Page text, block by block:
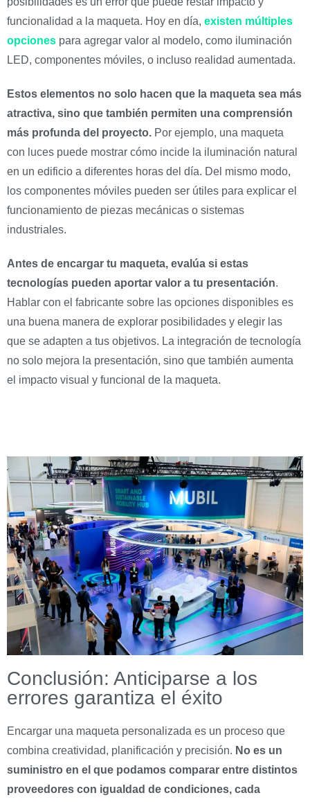
funcionalidad a la maqueta. Hoy en día, existen múltiples
opciones para agregar valor al modelo, como iluminación
LED, componentes móviles, o incluso realidad aumentada.
Estos elementos no solo hacen que la maqueta sea más
atractiva, sino que también permiten una comprensión
más profunda del proyecto. Por ejemplo, una maqueta
con luces puede mostrar cómo incide la iluminación natural
en un edificio a diferentes horas del día. Del mismo modo,
los componentes móviles pueden ser útiles para explicar el
funcionamiento de piezas mecánicas o sistemas
industriales.
Antes de encargar tu maqueta, evalúa si estas
tecnologías pueden aportar valor a tu presentación.
Hablar con el fabricante sobre las opciones disponibles es
una buena manera de explorar posibilidades y elegir las
que se adapten a tus objetivos. La integración de tecnología
no solo mejora la presentación, sino que también aumenta
el impacto visual y funcional de la maqueta.
Conclusión: Anticiparse a los
errores garantiza el éxito
Encargar una maqueta personalizada es un proceso que
combina creatividad, planificación y precisión. No es un
suministro en el que podamos comparar entre distintos
proveedores con igualdad de condiciones, cada